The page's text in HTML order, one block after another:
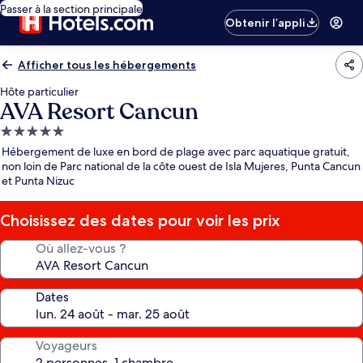
Passer à la section principale
Obtenir l’appli
Afficher tous les hébergements
Hôte particulier
AVA Resort Cancun
Hébergement
5.0 étoiles
Hébergement de luxe en bord de plage avec parc aquatique gratuit,
non loin de Parc national de la côte ouest de Isla Mujeres, Punta Cancun
et Punta Nizuc
Choisissez des dates pour voir les prix
Où allez-vous ?
Dates
Voyageurs